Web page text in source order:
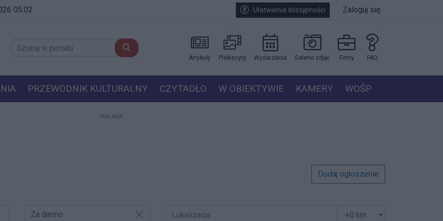
05:02 Ułatwienia dostępności Zaloguj się
Artykuły Plebiscyty Wydarzenia Galerie zdjęć Firmy FAQ
PRZEWODNIK KULTURALNY CZYTADŁO W OBIEKTYWIE KAMERY WOŚP
REKLAMA
Dodaj ogłoszenie
Za darmo